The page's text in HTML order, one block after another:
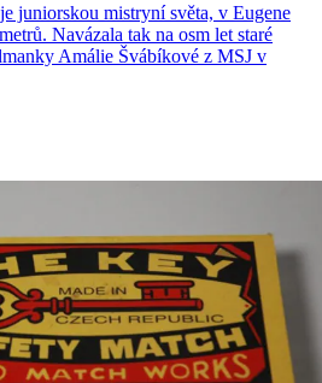
juniorskou mistryní světa, v Eugene
Navázala tak na osm let staré
Amálie Švábíkové z MSJ v